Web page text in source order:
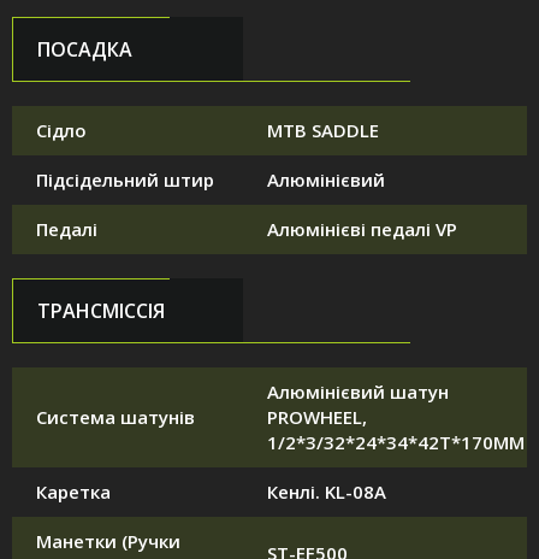
ПОСАДКА
Сідло MTB SADDLE
Підсідельний штир Алюмінієвий
Педалі Алюмінієві педалі VP
ТРАНСМІССІЯ
Система шатунів
Алюмінієвий шатун
PROWHEEL,
1/2*3/32*24*34*42T*170MM
Каретка Кенлі. KL-08A
Манетки (Ручки
ST-EF500